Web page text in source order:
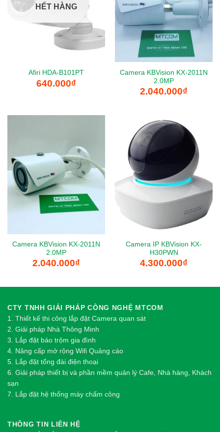
HẾT HÀNG
Afiri HDA-B101PT
640.000₫
Camera KBVision KX-2011N
2.0MP
2.040.000₫
Camera KBVision KX-2011N
2.0MP
2.040.000₫
Camera IP KBVision KX-
H30PWN
4.300.000₫
CTY TNHH GIẢI PHÁP CÔNG NGHỆ MTCOM
1. Thiết kế thi công lắp đặt Camera quan sát
2. Giải pháp Nhà Thông Minh
3. Lắp đặt báo trộm gia đình
4. Nâng cấp mở rộng Wifi Quảng cáo
5. Lắp đặt tổng đài điện thoại
6. Giải pháp thiết bị và phần mềm quản lý Cafe, Nhà hàng, Khách
sạn
7. Lắp đặt hệ thống máy chấm công
THÔNG TIN LIÊN HỆ